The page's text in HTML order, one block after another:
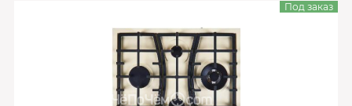
Под заказ